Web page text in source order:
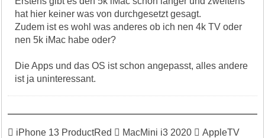
hat hier keiner was von durchgesetzt gesagt.
Zudem ist es wohl was anderes ob ich nen 4k TV oder
nen 5k iMac habe oder?
Die Apps und das OS ist schon angepasst, alles andere
ist ja uninteressant.
 iPhone 13 ProductRed  MacMini i3 2020  AppleTV